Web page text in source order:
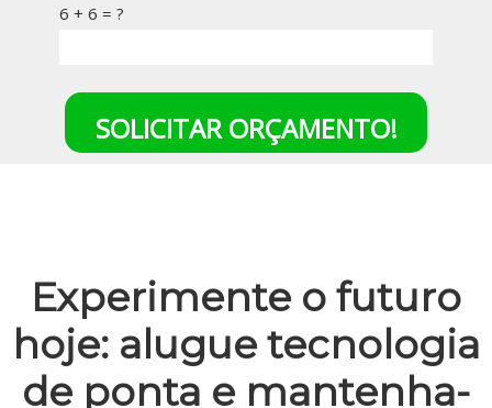
6 + 6 = ?
SOLICITAR ORÇAMENTO!
Experimente o futuro
hoje: alugue tecnologia
de ponta e mantenha-